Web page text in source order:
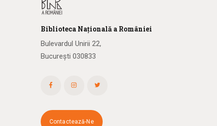
Biblioteca Națională a României
Bulevardul Unirii 22,
București 030833
Contactează-Ne